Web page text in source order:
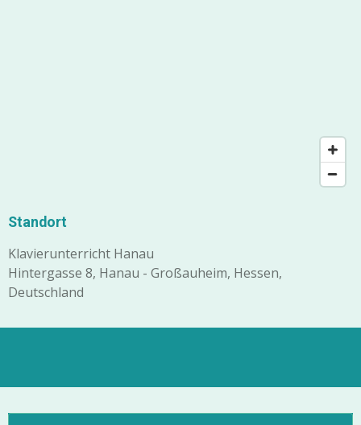
Standort
Klavierunterricht Hanau
Hintergasse 8, Hanau - Großauheim, Hessen,
Deutschland